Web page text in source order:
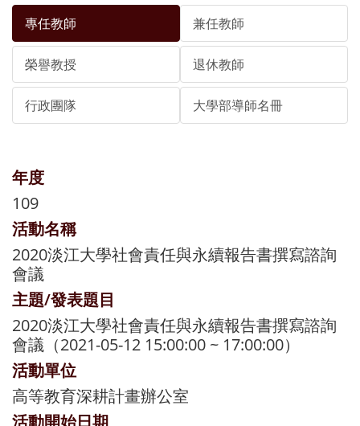
專任教師 兼任教師
榮譽教授 退休教師
行政團隊 大學部導師名冊
年度
109
活動名稱
2020淡江大學社會責任與永續報告書撰寫諮詢
會議
主題/發表題目
2020淡江大學社會責任與永續報告書撰寫諮詢
會議（2021-05-12 15:00:00 ~ 17:00:00）
活動單位
高等教育深耕計畫辦公室
活動開始日期